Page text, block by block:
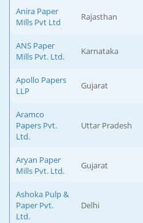
Anira Paper
Mills Pvt Ltd
Rajasthan
ANS Paper
Mills Pvt. Ltd.
Karnataka
Apollo Papers
LLP
Gujarat
Aramco
Papers Pvt.
Ltd.
Uttar Pradesh
Aryan Paper
Mills Pvt. Ltd.
Gujarat
Ashoka Pulp &
Paper Pvt.
Ltd.
Delhi